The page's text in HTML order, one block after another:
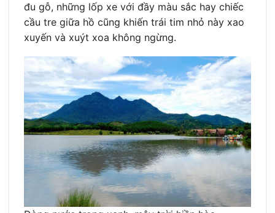
đu gỗ, những lốp xe với đầy màu sắc hay chiếc
cầu tre giữa hồ cũng khiến trái tim nhỏ này xao
xuyến và xuýt xoa không ngừng.